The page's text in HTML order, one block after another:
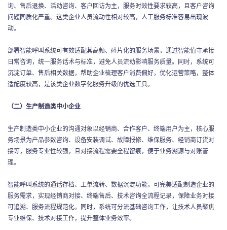
询、售后退换、活动咨询、客户回访为主，服务时效性要求较高，且客户咨询
问题同质化严重。这类企业人员流动性相对较高，人工服务标准容易出现波
动。
部署智能呼叫系统可有效适配其高频、碎片化的服务场景，通过智能值守承接
日常咨询，统一服务话术与标准，避免人员流动影响服务质量。同时，系统可
沉淀订单、售后相关数据，帮助企业梳理客户消费偏好，优化运营策略，整体
适配度较高，是该类企业数字化服务升级的优选工具。
（二）生产制造类中小企业
生产制造类中小企业的沟通对象以经销商、合作客户、终端用户为主，核心服
务场景为产品参数咨询、设备安装调试、故障报修、维保服务、经销商订货对
接等，服务专业性较强，且对接流程需要全程留痕，便于业务溯源与对账管
理。
智能呼叫系统的通话存档、工单流转、数据沉淀功能，可完美适配制造企业的
服务需求，实现经销商对接、终端售后、技术咨询全流程记录，保障业务对接
可追溯、服务流程规范化。同时，系统可分流基础咨询工作，让技术人员聚焦
专业维保、技术对接工作，提升整体业务效率。